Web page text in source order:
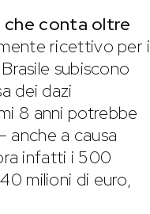
che conta oltre
ricettivo per i
subiscono
dei dazi
8 anni potrebbe
anche a causa
infatti i 500
milioni di euro,